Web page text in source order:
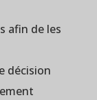
afin de les
décision